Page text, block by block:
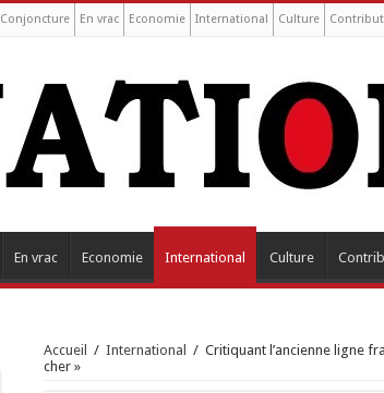
Conjoncture En vrac Economie International Culture
En vrac Economie International Culture
Accueil / International / Critiquant l’ancienne ligne
cher »